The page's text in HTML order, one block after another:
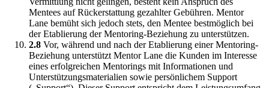
Mentees auf Rückerstattung gezahlter Gebühren. Mentor
Lane bemüht sich jedoch stets, den Mentee bestmöglich bei
der Etablierung der Mentoring-Beziehung zu unterstützen.
2.8 Vor, während und nach der Etablierung einer Mentoring-
Beziehung unterstützt Mentor Lane die Kunden im Interesse
eines erfolgreichen Mentorings mit Informationen und
Unterstützungsmaterialien sowie persönlichem Support